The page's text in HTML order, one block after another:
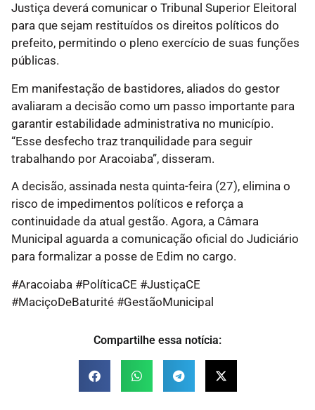
Justiça deverá comunicar o Tribunal Superior Eleitoral
para que sejam restituídos os direitos políticos do
prefeito, permitindo o pleno exercício de suas funções
públicas.
Em manifestação de bastidores, aliados do gestor
avaliaram a decisão como um passo importante para
garantir estabilidade administrativa no município.
“Esse desfecho traz tranquilidade para seguir
trabalhando por Aracoiaba”, disseram.
A decisão, assinada nesta quinta-feira (27), elimina o
risco de impedimentos políticos e reforça a
continuidade da atual gestão. Agora, a Câmara
Municipal aguarda a comunicação oficial do Judiciário
para formalizar a posse de Edim no cargo.
#Aracoiaba #PolíticaCE #JustiçaCE
#MaciçoDeBaturité #GestãoMunicipal
Compartilhe essa notícia: